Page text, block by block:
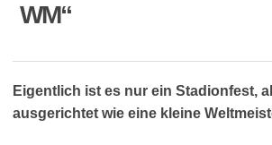
WM“
Eigentlich ist es nur ein Stadionfest,
ausgerichtet wie eine kleine